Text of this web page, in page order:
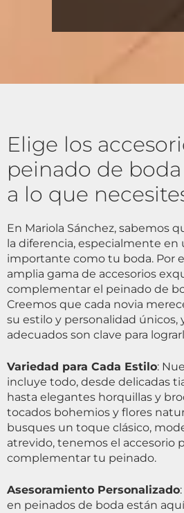
Elige los
peinado de
a lo que
En Mariola Sánchez, sabemos
la diferencia, especialmente
importante como tu boda. Por
amplia gama de accesorios
complementar el peinado de
Creemos que cada novia
su estilo y personalidad únicos,
adecuados son clave para
Variedad para Cada Estilo:
incluye todo, desde delicadas
hasta elegantes horquillas y
tocados bohemios y flores
busques un toque clásico,
atrevido, tenemos el accesorio
complementar tu peinado.
Asesoramiento Personalizado
en peinados de boda están aquí